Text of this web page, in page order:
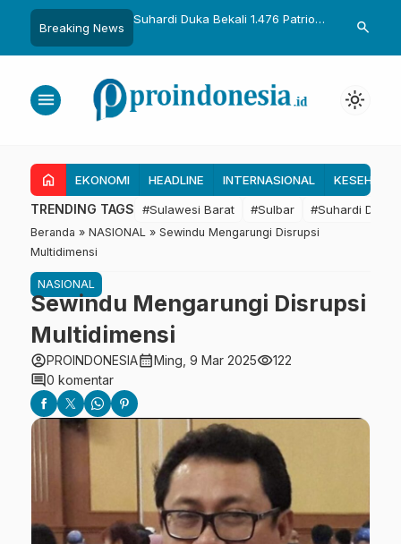
Breaking News
Hasil Riset Jadi
Transmigrasi
Gubernur Sulbar Perkuat
untuk Mendukung Pembangunan
Temui
Kapal 30
search
menu light_mode
home EKONOMI HEADLINE INTERNASIONAL
TRENDING TAGS #Sulawesi Barat #Sulbar #Suhardi Duka
Beranda » NASIONAL » Sewindu Mengarungi Disrupsi
Multidimensi
NASIONAL
Sewindu Mengarungi Disrupsi
Multidimensi
account_circlePROINDONESIAcalendar_monthMing, 9 Mar 2025visibility122
comment0 komentar